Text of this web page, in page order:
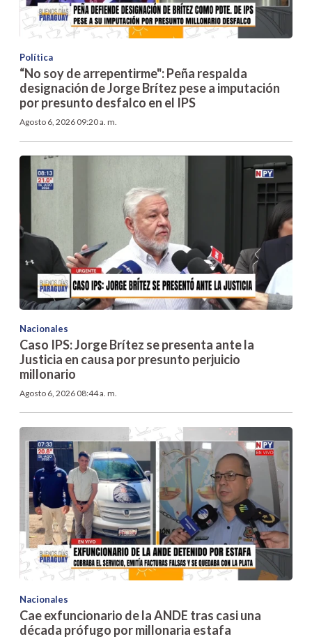
Política
“No soy de arrepentirme": Peña respalda
designación de Jorge Brítez pese a imputación
por presunto desfalco en el IPS
Agosto 6, 2026 09:20 a. m.
Nacionales
Caso IPS: Jorge Brítez se presenta ante la
Justicia en causa por presunto perjuicio
millonario
Agosto 6, 2026 08:44 a. m.
Nacionales
Cae exfuncionario de la ANDE tras casi una
década prófugo por millonaria estafa